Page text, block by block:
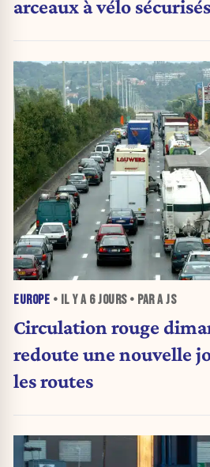
arceaux à vélo
EUROPE • IL Y A 6 JOURS• PAR A JS
Circulation rouge
redoute une nouvelle
les routes